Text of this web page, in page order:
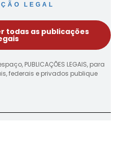
LEGAL
todas as publicações
PUBLICAÇÕES LEGAIS, para
federais e privados publique